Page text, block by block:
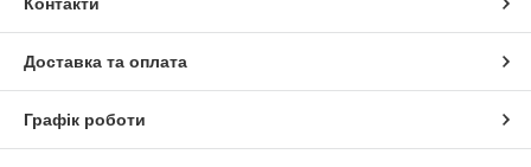
Контакти
Доставка та оплата
Графік роботи